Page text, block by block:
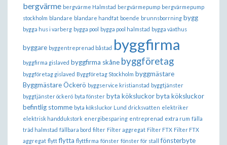
bergvärme bergvärme Halmstad bergvärmepump bergvärmepump
stockholm blandare blandare handfat boende brunnsborrning bygg
bygga hus i varberg bygga pool bygga pool halmstad bygga växthus
byggare byggentreprenad båstad byggfirma
byggfirma gislaved byggfirma skåne byggföretag
byggföretag gislaved Byggföretag Stockholm byggmästare
Byggmästare Öckerö byggservice kristianstad byggtjänster
byggtjänster öckerö byta fönster byta köksluckorbyta köksluckor
befintlig stomme byta köksluckor Lund dricksvatten elektriker
elektrisk handdukstork energibesparing entreprenad extra rum fälla
träd halmstad fällbara bord filter Filter aggregat Filter FTX Filter FTX
aggregat flytt flytta flyttfirma fönster fönster för stall fönsterbyte